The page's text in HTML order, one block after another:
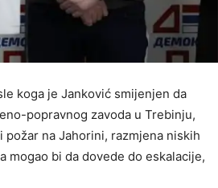
koga je Janković smijenjen da
popravnog zavoda u Trebinju,
na Jahorini, razmjena niskih
mogao bi da dovede do eskalacije,